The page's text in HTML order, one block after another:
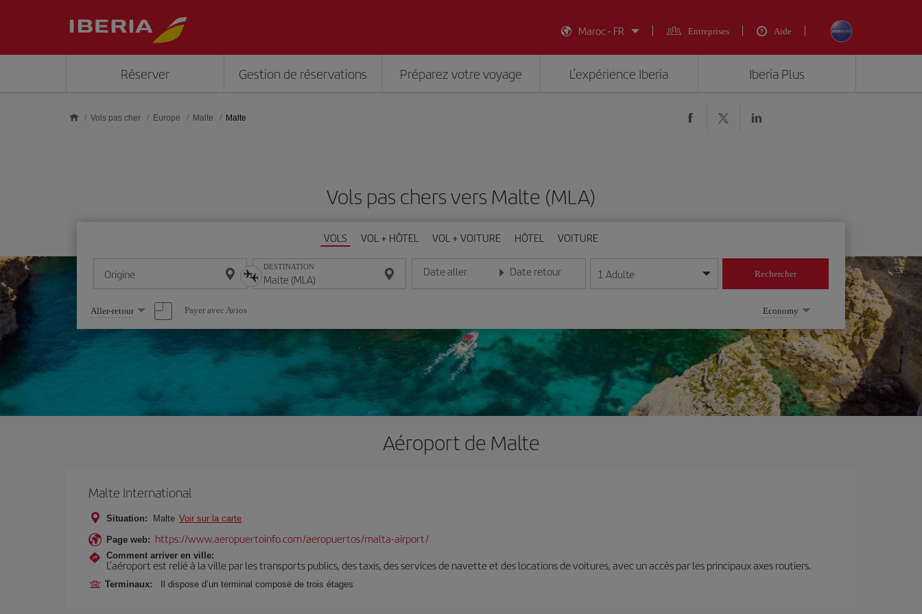
Maroc - FR
Entreprises Aide
Réserver Gestion de réservations Préparez votre voyage L’expérience Iberia Iberia Plus
Vols pas cher Europe Malte Malte
Vols pas chers vers Malte (MLA)
VOLS VOL + HÔTEL VOL + VOITURE HÔTEL VOITURE
Origine DESTINATION Date aller
Entrez la date au format jour/mois/année
Date retour
Entrez la date au format jour/mois/année
1 Adulte Rechercher
Sélectionnez
une
option
Aller-retour Payer avec Avios Economy
Aéroport de Malte
Malte International
Situation: Malte Voir sur la carte
Page web: https://www.aeropuertoinfo.com/aeropuertos/malta-airport/
Comment arriver en ville:
L’aéroport est relié à la ville par les transports publics, des taxis, des services de navette et des locations de voitures, avec un accès par les principaux axes routiers.
Terminaux: Il dispose d’un terminal composé de trois étages